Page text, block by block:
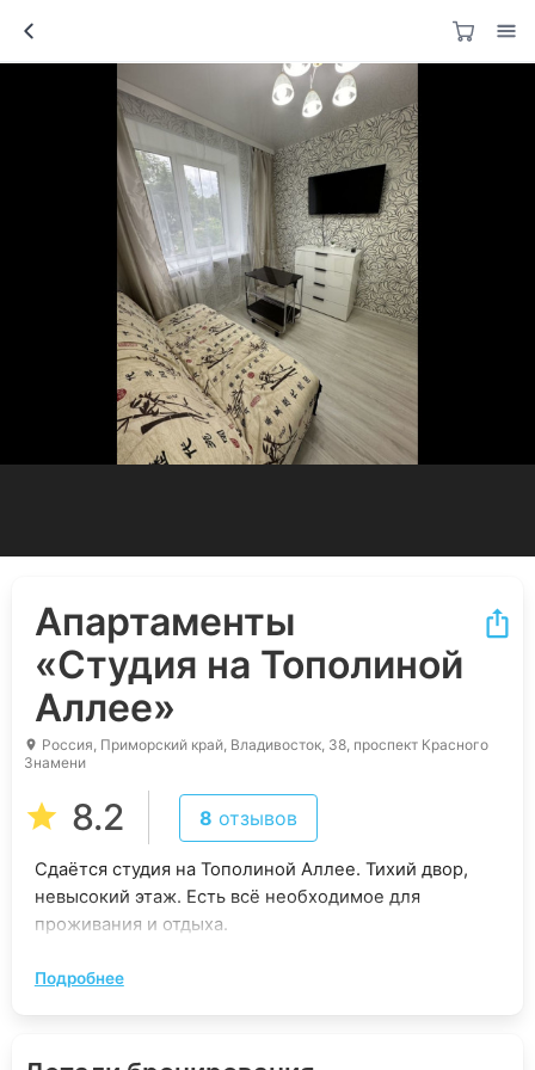
Апартаменты
«Студия на Тополиной
Аллее»
Россия, Приморский край, Владивосток, 38, проспект Красного
Знамени
8.2 8 отзывов
Сдаётся студия на Тополиной Аллее. Тихий двор,
невысокий этаж. Есть всё необходимое для
проживания и отдыха.
Возможно предоставление отчётных документов.
инфраструктурой. В шаговой доступности находятся
Подробнее